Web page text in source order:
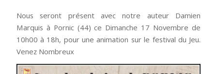
Nous seront présent avec notre auteur Damien
Marquis à Pornic (44) ce Dimanche 17 Novembre de
10h00 à 18h, pour une animation sur le festival du Jeu.
Venez Nombreux